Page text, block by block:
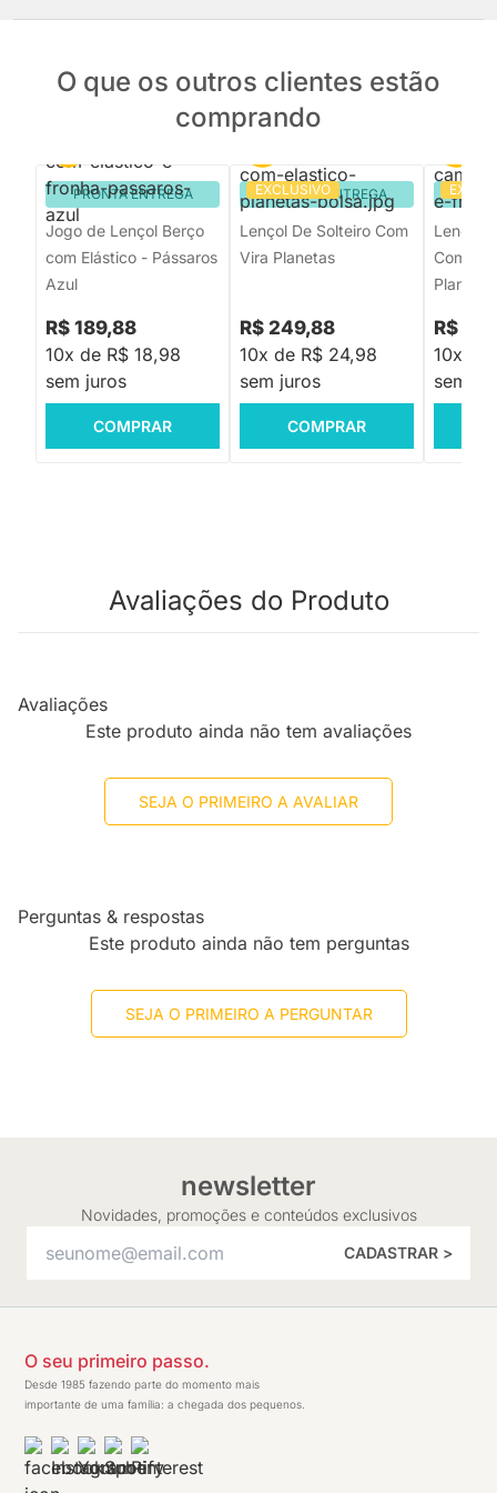
O que os outros clientes estão
comprando
PRONTA ENTREGA
Jogo de Lençol Berço
com Elástico - Pássaros
Azul
R$ 189,88
10x de R$ 18,98
sem juros
COMPRAR
EXCLUSIVO
PRONTA ENTREGA
Lençol De Solteiro Com
Vira Planetas
R$ 249,88
10x de R$ 24,98
sem juros
COMPRAR
Lençol
Com
Planetas
R$
10x de
sem
Avaliações do Produto
Avaliações
Este produto ainda não tem avaliações
SEJA O PRIMEIRO A AVALIAR
Perguntas & respostas
Este produto ainda não tem perguntas
SEJA O PRIMEIRO A PERGUNTAR
newsletter
Novidades, promoções e conteúdos exclusivos
CADASTRAR >
O seu primeiro passo.
Desde 1985 fazendo parte do momento mais
importante de uma família: a chegada dos pequenos.